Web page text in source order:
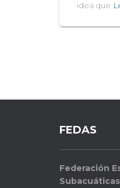
idea que
FEDAS
Federación
Subacuáticas